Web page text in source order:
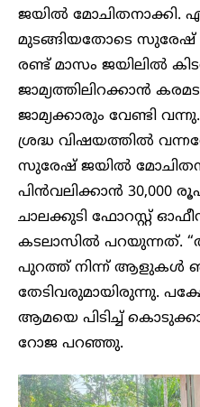
ജയിൽ മോചിതനാക്കി.
മുടങ്ങിയതോടെ സുരേഷ്
രണ്ട് മാസം ജയിലിൽ
ജാമ്യത്തിലിറക്കാൻ
ജാമ്യക്കാരും വേണ്ടി
ശ്രദ്ധ വിഷയത്തിൽ
സുരേഷ് ജയിൽ
പിൻവലിക്കാൻ 30,000
ചാലക്കുടി ഫോറസ്റ്റ്
കടലാസിൽ പറയുന്നത്.
പുറത്ത് നിന്ന് ആളുകൾ
തേടിവരുമായിരുന്നു.
ആമയെ പിടിച്ച്
റോജ പറഞ്ഞു.